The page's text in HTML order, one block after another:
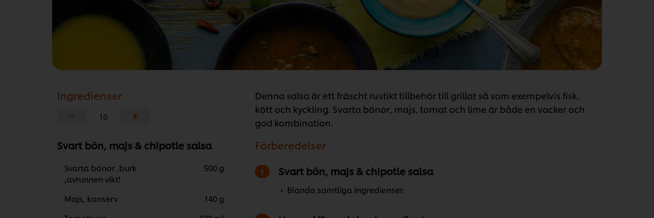
Ingredienser
−
+
Svart bön, majs & chipotle salsa
Svarta bönor ,burk
,avrunnen vikt!
500 g
Majs, konserv
140 g
Denna salsa är ett fräscht rustikt tillbehör till grillat så som exempelvis fisk,
kött och kyckling. Svarta bönor, majs, tomat och lime är både en vacker och
god kombination.
Förberedelser
Svart bön, majs & chipotle salsa
Blanda samtliga ingredienser.